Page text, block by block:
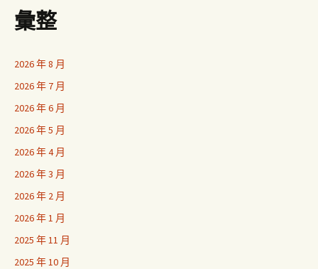
彙整
2026 年 8 月
2026 年 7 月
2026 年 6 月
2026 年 5 月
2026 年 4 月
2026 年 3 月
2026 年 2 月
2026 年 1 月
2025 年 11 月
2025 年 10 月